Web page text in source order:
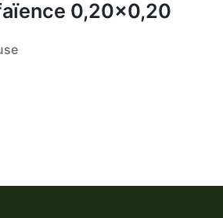
0,20x0,20